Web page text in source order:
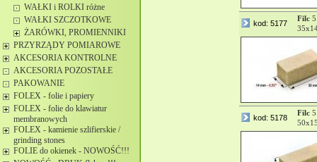
WAŁKI i ROLKI różne
WAŁKI SZCZOTKOWE
ŻARÓWKI, PROMIENNIKI
PRZYRZĄDY POMIAROWE
AKCESORIA KONTROLNE
AKCESORIA POZOSTAŁE
PAKOWANIE
FOLEX - folie i papiery
FOLEX - folie do klawiatur
membranowych
FOLEX - kamienie szlifierskie /
grinding stones
FOLIE do okienek - NOWOŚĆ!!!
kod: 5177
Filc
kod: 5178
Filc